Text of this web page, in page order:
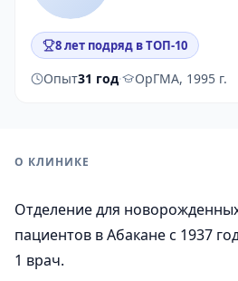
8 лет подряд в ТОП-10
Опыт31 год· ОрГМА, 1995 г.
О КЛИНИКЕ
Отделение для
пациентов в Абакане с 1937
1 врач.